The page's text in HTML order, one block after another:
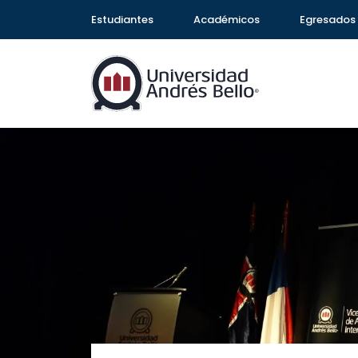
Estudiantes Académicos Egresados